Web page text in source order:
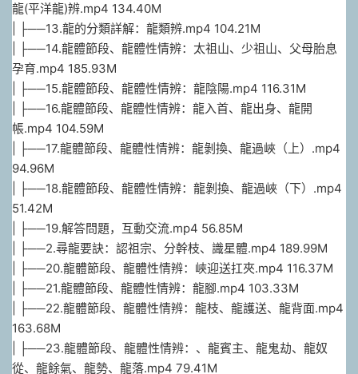
龍(平洋龍)辨.mp4 134.40M
| ├──13.龍的分類詳解：龍類辨.mp4 104.21M
| ├──14.龍體節段、龍體性情辨：太祖山、少祖山、父母胎息
孕育.mp4 185.93M
| ├──15.龍體節段、龍體性情辨：龍陰陽.mp4 116.31M
| ├──16.龍體節段、龍體性情辨：龍入首、龍出身、龍開
帳.mp4 104.59M
| ├──17.龍體節段、龍體性情辨：龍剝換、龍過峽（上）.mp4
94.96M
| ├──18.龍體節段、龍體性情辨：龍剝換、龍過峽（下）.mp4
51.42M
| ├──19.解答問題，互動交流.mp4 56.85M
| ├──2.尋龍要訣：認祖宗、分幹枝、識星體.mp4 189.99M
| ├──20.龍體節段、龍體性情辨：峽迎送扛夾.mp4 116.37M
| ├──21.龍體節段、龍體性情辨：龍腳.mp4 103.33M
| ├──22.龍體節段、龍體性情辨：龍枝、龍護送、龍背面.mp4
163.68M
| ├──23.龍體節段、龍體性情辨：、龍賓主、龍鬼劫、龍奴
從、龍餘氣、龍勢、龍落.mp4 79.41M